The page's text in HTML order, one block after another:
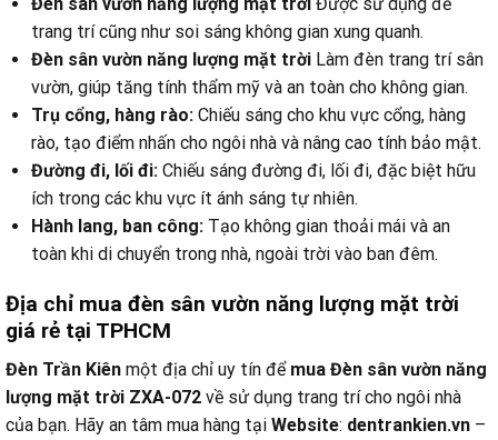
Đèn sân vườn năng lượng mặt trời Được sử dụng để
trang trí cũng như soi sáng không gian xung quanh.
Đèn sân vườn năng lượng mặt trời Làm đèn trang trí sân
vườn, giúp tăng tính thẩm mỹ và an toàn cho không gian.
Trụ cổng, hàng rào: Chiếu sáng cho khu vực cổng, hàng
rào, tạo điểm nhấn cho ngôi nhà và nâng cao tính bảo mật.
Đường đi, lối đi: Chiếu sáng đường đi, lối đi, đặc biệt hữu
ích trong các khu vực ít ánh sáng tự nhiên.
Hành lang, ban công: Tạo không gian thoải mái và an
toàn khi di chuyển trong nhà, ngoài trời vào ban đêm.
Địa chỉ mua đèn sân vườn năng lượng mặt trời
giá rẻ tại TPHCM
Đèn Trần Kiên một địa chỉ uy tín để mua Đèn sân vườn năng
lượng mặt trời ZXA-072 về sử dụng trang trí cho ngôi nhà
của bạn. Hãy an tâm mua hàng tại Website: dentrankien.vn –